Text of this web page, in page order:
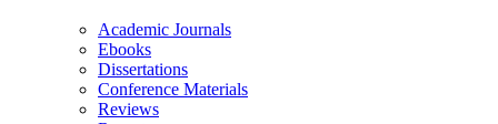
Academic Journals
Ebooks
Dissertations
Conference Materials
Reviews